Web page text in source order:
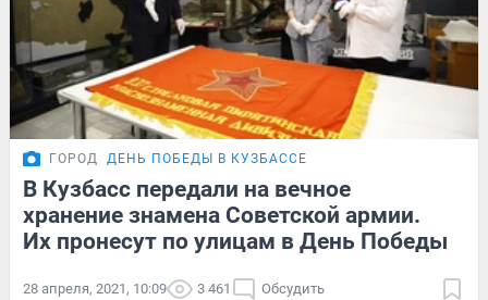
ГОРОД ДЕНЬ ПОБЕДЫ В КУЗБАССЕ
В Кузбасс передали на вечное
хранение знамена Советской армии.
Их пронесут по улицам в День Победы
28 апреля, 2021, 10:09 3 461 Обсудить